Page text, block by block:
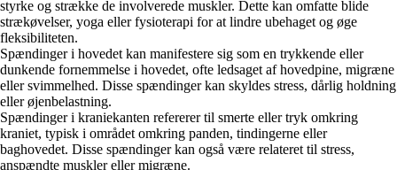
styrke og strække de involverede muskler. Dette kan omfatte blide
strækøvelser, yoga eller fysioterapi for at lindre ubehaget og øge
fleksibiliteten.
Spændinger i hovedet kan manifestere sig som en trykkende eller
dunkende fornemmelse i hovedet, ofte ledsaget af hovedpine, migræne
eller svimmelhed. Disse spændinger kan skyldes stress, dårlig holdning
eller øjenbelastning.
Spændinger i kraniekanten refererer til smerte eller tryk omkring
kraniet, typisk i området omkring panden, tindingerne eller
baghovedet. Disse spændinger kan også være relateret til stress,
anspændte muskler eller migræne.